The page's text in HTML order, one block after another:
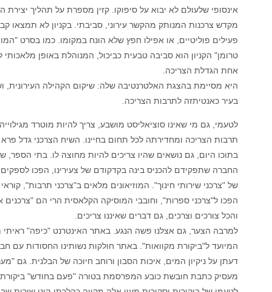
אינסופי שלעולם לא יבוא על סיפוקו. קזין מספרת על תהליך יצירת
מקדש צרכנות המנותק מהקשר עירוני, סביבתי. בקניון לא תמצאו
פעילים פוליטיים, או אפילו חפץ שלא הונח במקומו. כמו בסרט
טרומן" הקניון הוא סביבה טבעית כביכול, המנוהלת באופן
אחת הגדלת הצריכה.
היא מסיימת בהצגת האלטרנטיבה שלה: שיקום הקהילה העירונית,
בעיר כאנטיתזה לתרבות הצריכה.
לטעמי, גם מי שאינו סוציאליסט מושבע, צריך להיות מוטרד
תרבות הצריכה ומחדירתה לכל תחום בחיינו. השיח הצרכני גדל פרא
בתוכו היום, גם נושאים שהיו צריכים להיות מחוצה לו. בתי הספר,
החברה שתפקידם להכניס בינה בקדקודם של צעירינו, הפכו
של "צרכני שירותי חינוך". המוזיאונים מלאים ב"צרכני תרבות",
הפכו ל"צרכני ספרות", וחובבי המוסיקה הקלאסית הרי הם "צרכנים
והכל צורכים וצרכים, גם דברים שאיננו צריכים.
למרבה הצער, גם אצלנו פשה הנגע. באתר האינטרנט "כיפה"
המיועד ל"ביקורת מקוואות". באתר חולקות נשותינו החסודות עם
מעסיק כתבת חובשת כובע המפרסמת בטורה "פעם בחודש" ביקורת